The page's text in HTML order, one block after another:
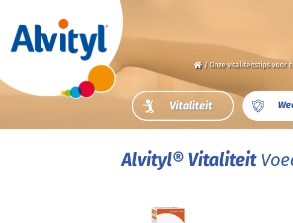
/Onze vitaliteitstips voor
Vitaliteit
Alvityl® Vitaliteit